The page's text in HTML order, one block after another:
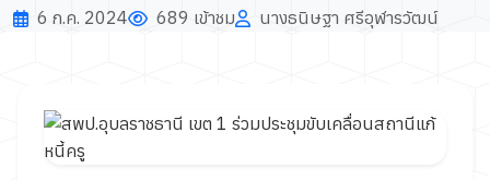
6 ก.ค. 2024 689 เข้าชม นางธนิษฐา ศรีอุฬารวัฒน์